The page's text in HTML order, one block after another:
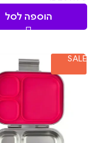
הוספה לסל
SALE